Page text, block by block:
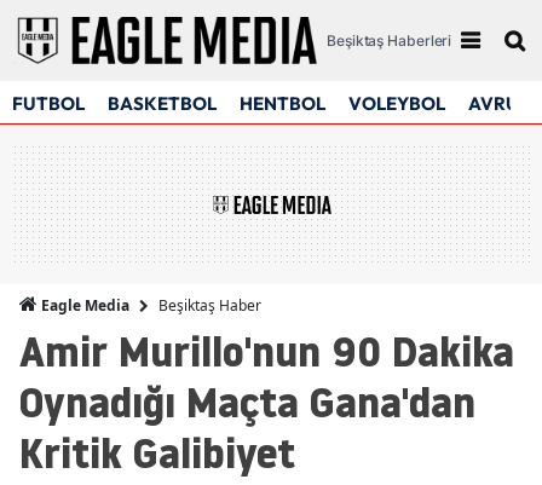
Beşiktaş Haberleri
FUTBOL BASKETBOL HENTBOL VOLEYBOL
Eagle Media Beşiktaş Haber
Amir Murillo'nun 90 Dakika
Oynadığı Maçta Gana'dan
Kritik Galibiyet